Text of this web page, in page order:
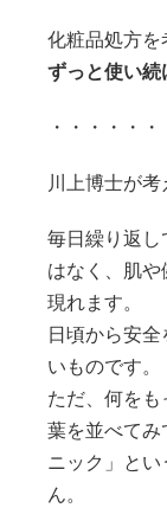
化粧品処方を
ずっと使い
・・・・・
川上博士が考
毎日繰り返
はなく、肌
現れます。
日頃から安
いものです。
ただ、何を
葉を並べて
ニック」と
ん。